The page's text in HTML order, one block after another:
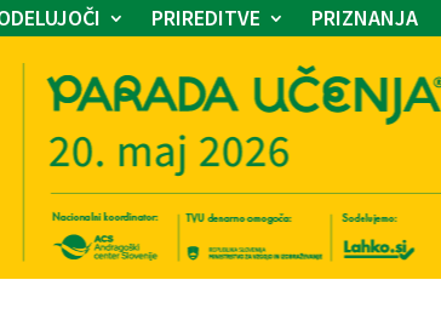
PRIREDITVE PRIZNANJA